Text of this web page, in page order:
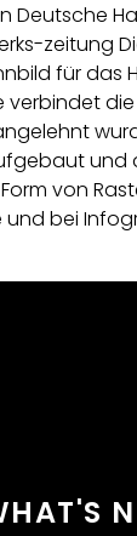
Deutsche
zeitung
für das
verbindet
und
von
bei